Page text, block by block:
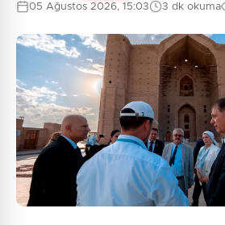
05 Ağustos 2026, 15:03 3 dk okuma